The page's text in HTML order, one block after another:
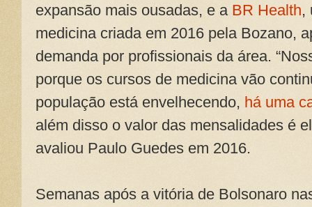
expansão mais ousadas, e a BR Health,
medicina criada em 2016 pela Bozano,
demanda por profissionais da área.
porque os cursos de medicina vão
população está envelhecendo, há uma
além disso o valor das mensalidades é
avaliou Paulo Guedes em 2016.
Semanas após a vitória de Bolsonaro